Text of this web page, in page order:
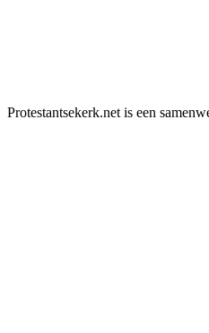
Protestantsekerk.net is een